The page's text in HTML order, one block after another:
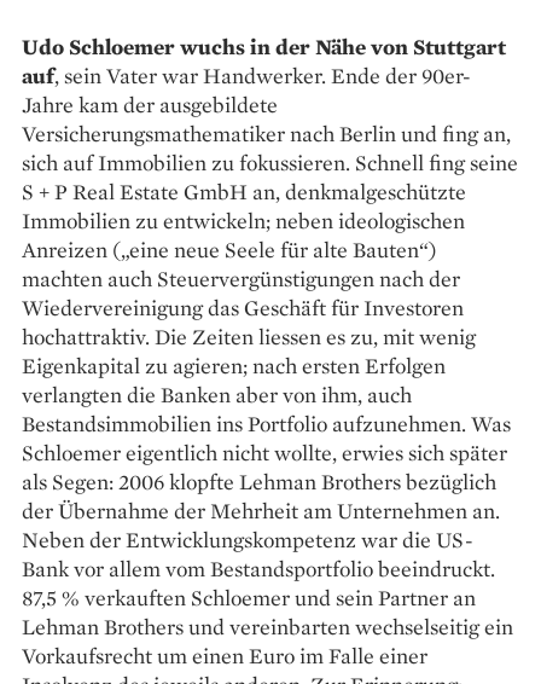
Udo Schloemer wuchs in der Nähe von Stuttgart
auf, sein Vater war Handwerker. Ende der 90er-
Jahre kam der ausgebildete
Versicherungsmathematiker nach Berlin und fing an,
sich auf Immobilien zu fokussieren. Schnell fing seine
S + P Real Estate GmbH an, denkmalgeschützte
Immobilien zu entwickeln; neben ideologischen
Anreizen („eine neue Seele für alte Bauten“)
machten auch Steuervergünstigungen nach der
Wiedervereinigung das Geschäft für Investoren
hochattraktiv. Die Zeiten liessen es zu, mit wenig
Eigenkapital zu agieren; nach ersten Erfolgen
verlangten die Banken aber von ihm, auch
Bestandsimmobilien ins Portfolio aufzunehmen. Was
Schloemer eigentlich nicht wollte, erwies sich später
als Segen: 2006 klopfte Lehman Brothers bezüglich
der Übernahme der Mehrheit am Unter­nehmen an.
Neben der Entwicklungskompetenz war die US-
Bank vor allem vom Bestandsportfolio beeindruckt.
87,5 % verkauften Schloemer und sein Partner an
Lehman Brothers und vereinbarten wechselseitig ein
Vorkaufsrecht um einen Euro im Falle einer